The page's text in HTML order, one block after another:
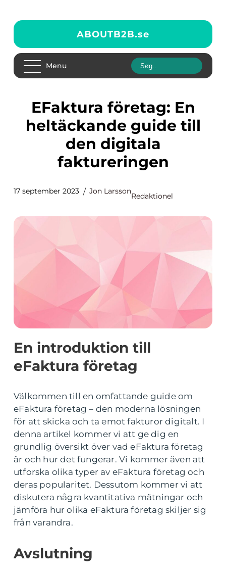
ABOUTB2B.se
Menu
eFaktura företag: En
heltäckande guide till
den digitala
faktureringen
17 september 2023 Jon Larsson
Redaktionel
En introduktion till
eFaktura företag
Välkommen till en omfattande guide om
eFaktura företag – den moderna lösningen
för att skicka och ta emot fakturor digitalt. I
denna artikel kommer vi att ge dig en
grundlig översikt över vad eFaktura företag
är och hur det fungerar. Vi kommer även att
utforska olika typer av eFaktura företag och
deras popularitet. Dessutom kommer vi att
diskutera några kvantitativa mätningar och
jämföra hur olika eFaktura företag skiljer sig
från varandra.
Avslutning